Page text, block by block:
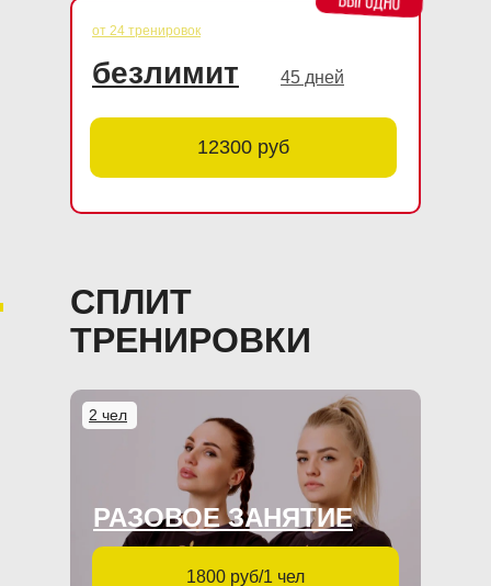
безлимит 45 дней
12300 руб
от 24 тренировок
РАЗОВОЕ ЗАНЯТИЕ
1800 руб/1 чел
СПЛИТ
ТРЕНИРОВКИ
2 чел